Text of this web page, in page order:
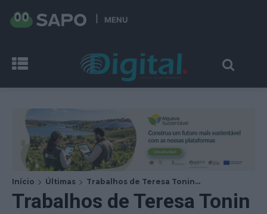
MENU
Início Últimas Trabalhos de Teresa Tonin...
Trabalhos de Teresa Tonin